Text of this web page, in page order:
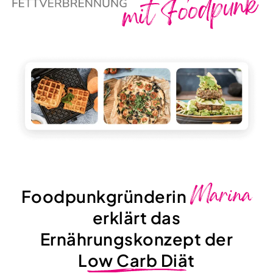
Foodpunkgründerin Marina
erklärt das
Ernährungskonzept der
Low Carb Diät